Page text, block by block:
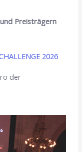
Preisträgern
2026
der